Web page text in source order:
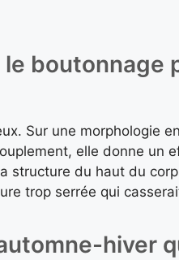
boutonnage
Sur une morphologie
elle donne un
structure du haut du
trop serrée qui
hiver